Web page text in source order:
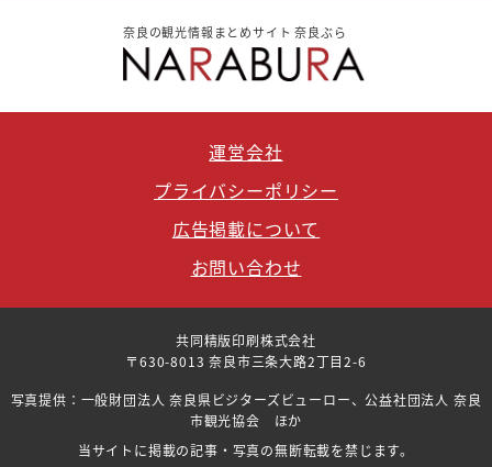
奈良の観光情報まとめサイト 奈良ぶら
運営会社
プライバシーポリシー
広告掲載について
お問い合わせ
共同精版印刷株式会社
〒630-8013 奈良市三条大路2丁目2-6
写真提供：一般財団法人 奈良県ビジターズビューロー、公益社団法人 奈良
市観光協会 ほか
当サイトに掲載の記事・写真の無断転載を禁じます。